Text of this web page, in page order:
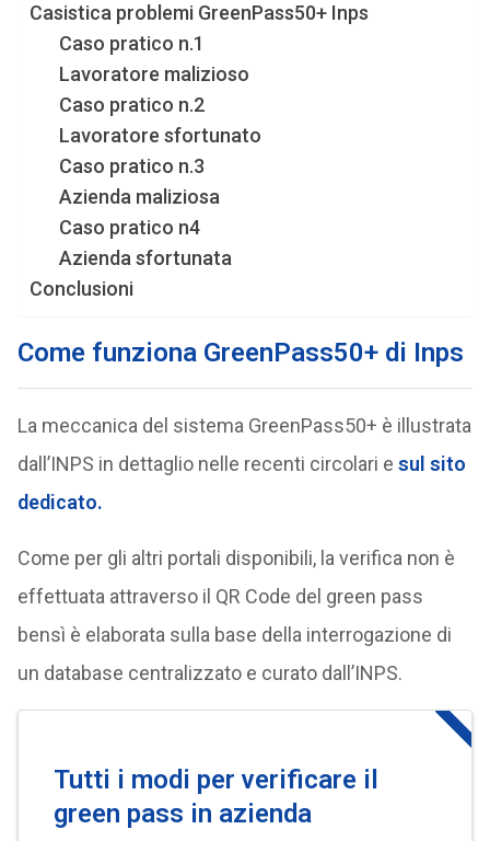
Casistica problemi GreenPass50+ Inps
Caso pratico n.1
Lavoratore malizioso
Caso pratico n.2
Lavoratore sfortunato
Caso pratico n.3
Azienda maliziosa
Caso pratico n4
Azienda sfortunata
Conclusioni
Come funziona GreenPass50+ di Inps
La meccanica del sistema GreenPass50+ è illustrata
dall’INPS in dettaglio nelle recenti circolari e sul sito
dedicato.
Come per gli altri portali disponibili, la verifica non è
effettuata attraverso il QR Code del green pass
bensì è elaborata sulla base della interrogazione di
un database centralizzato e curato dall’INPS.
Tutti i modi per verificare il
green pass in azienda